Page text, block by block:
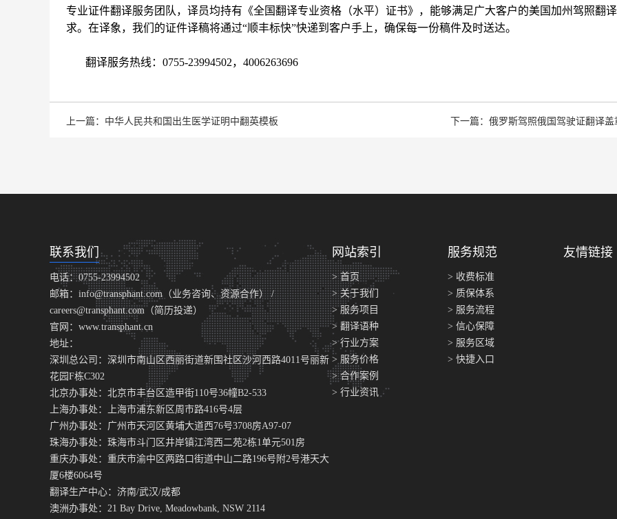
专业证件翻译服务团队，译员均持有《全国翻译专业资格（水平）证书》，能够满足广大客户的美国加州驾照翻
求。在译象，我们的证件译稿将通过“顺丰标快”快递到客户手上，确保每一份稿件及时送达。
翻译服务热线：0755-23994502，4006263696
上一篇：中华人民共和国出生医学证明中翻英模板 下一篇：俄罗斯驾照俄国驾驶证翻译盖
联系我们
电话：0755-23994502
邮箱：info@transphant.com（业务咨询、资源合作） /
careers@transphant.com（简历投递）
官网：www.transphant.cn
地址：
深圳总公司：深圳市南山区西丽街道新围社区沙河西路4011号丽新
花园F栋C302
北京办事处：北京市丰台区造甲街110号36幢B2-533
上海办事处：上海市浦东新区周市路416号4层
广州办事处：广州市天河区黄埔大道西76号3708房A97-07
珠海办事处：珠海市斗门区井岸镇江湾西二苑2栋1单元501房
重庆办事处：重庆市渝中区两路口街道中山二路196号附2号港天大
厦6楼6064号
翻译生产中心：济南/武汉/成都
澳洲办事处：21 Bay Drive, Meadowbank, NSW 2114
网站索引
> 首页
> 关于我们
> 服务项目
> 翻译语种
> 行业方案
> 服务价格
> 合作案例
> 行业资讯
服务规范
> 收费标准
> 质保体系
> 服务流程
> 信心保障
> 服务区域
> 快捷入口
友情链接